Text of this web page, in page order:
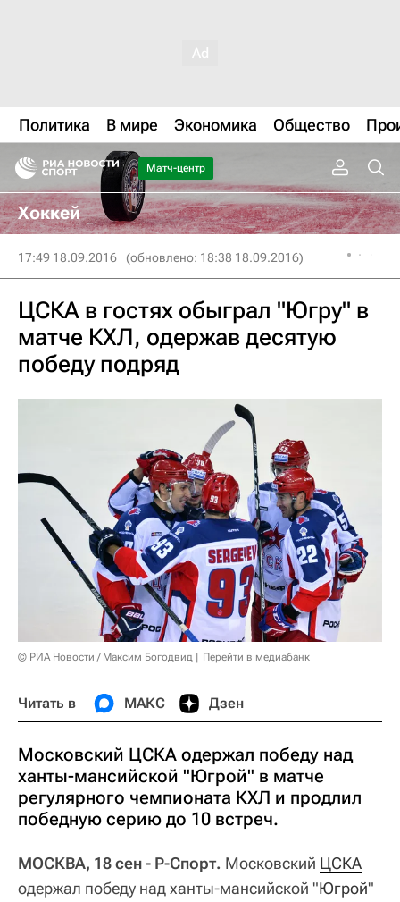
Политика В мире Экономика Общество
Матч-центр
Хоккей
17:49 18.09.2016 (обновлено: 18:38 18.09.2016)
ЦСКА в гостях обыграл "Югру" в
матче КХЛ, одержав десятую
победу подряд
© РИА Новости / Максим Богодвид Перейти в медиабанк
Читать в МАКС Дзен
Московский ЦСКА одержал победу над
ханты-мансийской "Югрой" в матче
регулярного чемпионата КХЛ и продлил
победную серию до 10 встреч.
МОСКВА, 18 сен - Р-Спорт. Московский ЦСКА
одержал победу над ханты-мансийской "Югрой"